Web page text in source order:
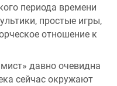
периода времени
простые игры,
отношение к
давно очевидна
сейчас окружают